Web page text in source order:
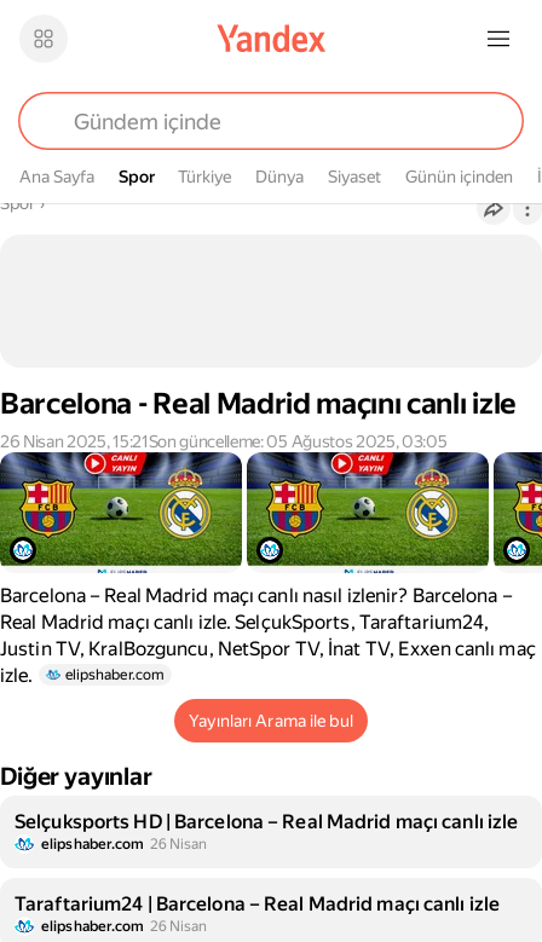
Ana Sayfa Spor
Spor Türkiye Dünya Siyaset Günün içinden
Buradasın
Spor›
Barcelona - Real Madrid maçını canlı izle
26 Nisan 2025, 15:21Son güncelleme: 05 Ağustos 2025, 03:05
Barcelona – Real Madrid maçı canlı nasıl izlenir? Barcelona –
Real Madrid maçı canlı izle. SelçukSports, Taraftarium24,
Justin TV, KralBozguncu, NetSpor TV, İnat TV, Exxen canlı maç
izle.
elipshaber.com
Yayınları Arama ile bul
Diğer yayınlar
Selçuksports HD | Barcelona – Real Madrid maçı canlı izle
elipshaber.com 26 Nisan
Taraftarium24 | Barcelona – Real Madrid maçı canlı izle
elipshaber.com 26 Nisan